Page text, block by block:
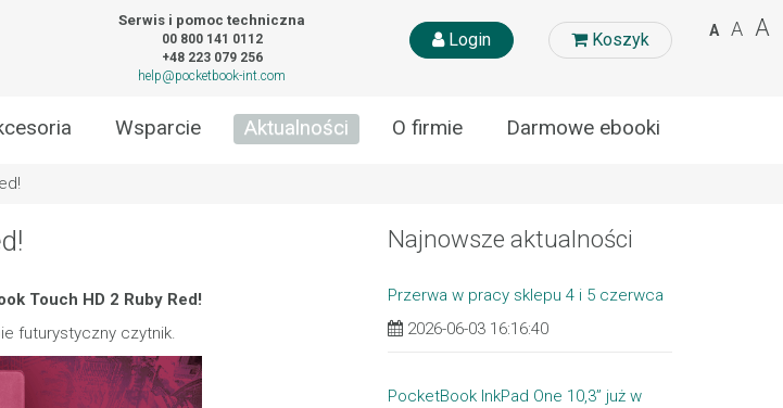
Serwis i pomoc techniczna
00 800 141 0112
+48 223 079 256
help@pocketbook-int.com
Koszyk
Login A A A
Wsparcie Aktualności O firmie Darmowe ebooki
Touch HD 2 Ruby Red!
futurystyczny czytnik.
Najnowsze aktualności
Przerwa w pracy sklepu 4 i 5 czerwca
2026-06-03 16:16:40
PocketBook InkPad One 10,3” już w